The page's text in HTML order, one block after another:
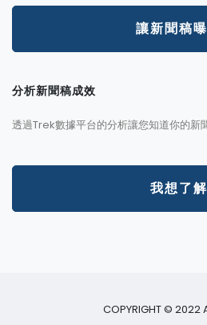
讓新聞稿
分析新聞稿成效
透過Trek數據平台的分析讓您知道你的新
我想了解
COPYRIGHT © 2022